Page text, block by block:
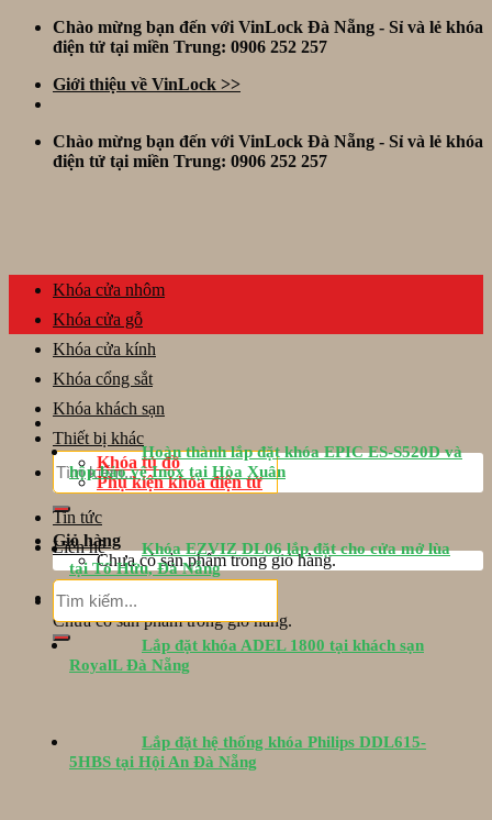
Skip
Chào mừng bạn đến với VinLock Đà Nẵng - Sỉ và lẻ khóa
điện tử tại miền Trung: 0906 252 257
Giới thiệu về VinLock >>
Chào mừng bạn đến với VinLock Đà Nẵng - Sỉ và lẻ khóa
điện tử tại miền Trung: 0906 252 257
Tìm
kiếm:
Giỏ hàng
Chưa có sản phẩm trong giỏ hàng.
Giỏ hàng
Chưa có sản phẩm trong giỏ hàng.
Khóa cửa nhôm
Khóa cửa gỗ
Khóa cửa kính
Khóa cổng sắt
Khóa khách sạn
Thiết bị khác
Khóa tủ đồ
Phụ kiện khóa điện tử
Tin tức
Liên hệ
Tìm
kiếm:
Hoàn thành lắp đặt khóa EPIC ES-S520D và
hộp bảo vệ Inox tại Hòa Xuân
Khóa EZVIZ DL06 lắp đặt cho cửa mở lùa
tại Tố Hữu, Đà Nẵng
Lắp đặt khóa ADEL 1800 tại khách sạn
RoyalL Đà Nẵng
Lắp đặt hệ thống khóa Philips DDL615-
5HBS tại Hội An Đà Nẵng